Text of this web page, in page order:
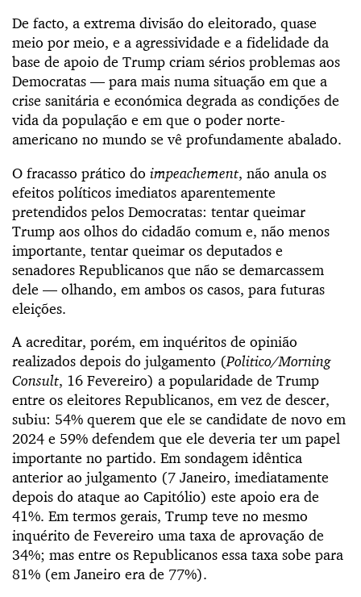
De facto, a extrema divisão do eleitorado, quase
meio por meio, e a agressividade e a fidelidade da
base de apoio de Trump criam sérios problemas aos
Democratas — para mais numa situação em que a
crise sanitária e económica degrada as condições de
vida da população e em que o poder norte-
americano no mundo se vê profundamente abalado.
O fracasso prático do impeachement, não anula os
efeitos políticos imediatos aparentemente
pretendidos pelos Democratas: tentar queimar
Trump aos olhos do cidadão comum e, não menos
importante, tentar queimar os deputados e
senadores Republicanos que não se demarcassem
dele — olhando, em ambos os casos, para futuras
eleições.
A acreditar, porém, em inquéritos de opinião
realizados depois do julgamento (Politico/Morning
Consult, 16 Fevereiro) a popularidade de Trump
entre os eleitores Republicanos, em vez de descer,
subiu: 54% querem que ele se candidate de novo em
2024 e 59% defendem que ele deveria ter um papel
importante no partido. Em sondagem idêntica
anterior ao julgamento (7 Janeiro, imediatamente
depois do ataque ao Capitólio) este apoio era de
41%. Em termos gerais, Trump teve no mesmo
inquérito de Fevereiro uma taxa de aprovação de
34%; mas entre os Republicanos essa taxa sobe para
81% (em Janeiro era de 77%).